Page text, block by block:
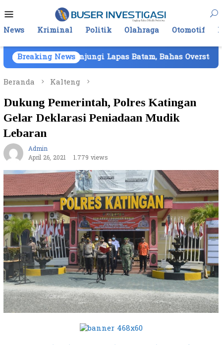
ke
kontenMobile
News Kriminal Politik Olahraga Otomotif
Breaking News
Lapas Batam, Bahas Overstaying dan KUHP
Beranda
Kalteng
Dukung Pemerintah, Polres Katingan
Gelar Deklarasi Peniadaan Mudik
Lebaran
Admin
April 26, 2021
1.779 views